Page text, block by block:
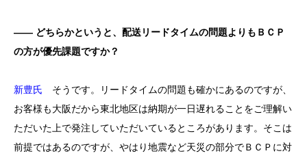
―― どちらかというと、配送リードタイムの問題よりもＢＣＰ
の方が優先課題ですか？
新豊氏 そうです。リードタイムの問題も確かにあるのですが、
お客様も大阪だから東北地区は納期が一日遅れることをご理解い
ただいた上で発注していただいているところがあります。そこは
前提ではあるのですが、やはり地震など天災の部分でＢＣＰに対